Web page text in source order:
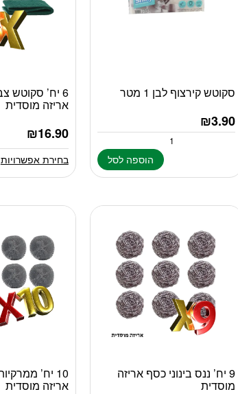
סקוטש קירצוף לבן 1 מטר
₪3.90
הוספה לסל
אריזה מוסדית
₪16.90
למוצר
זה
מספר
סוגים.
ניתן
לבחור
האפשרויות
המוצר
בחירת אפשרויות
9 יח’ ננס בינוני כסף אריזה
מוסדית
למוצר
זה
אריזה מוסדית
למוצר
זה